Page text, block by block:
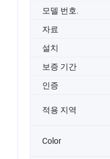
모델 번호.
자료
설치
보증 기간
인증
적용 지역
Color